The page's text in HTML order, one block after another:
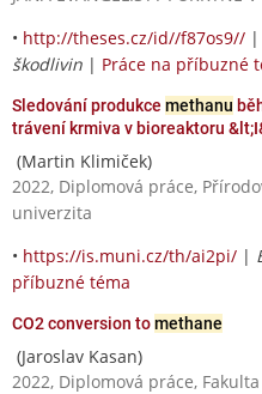
• http://theses.cz/id//f87os9// |
škodlivin | Práce na příbuzné
Sledování produkce methanu
trávení krmiva v bioreaktoru
(Martin Klimiček)
2022, Diplomová práce,
univerzita
• https://is.muni.cz/th/ai2pi/ |
příbuzné téma
CO2 conversion tomethane
(Jaroslav Kasan)
2022, Diplomová práce,